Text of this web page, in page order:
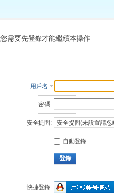
索
您需要先登錄才能繼續本操作
用戶名
密碼:
安全提問:
自動登錄
登錄
快捷登錄: